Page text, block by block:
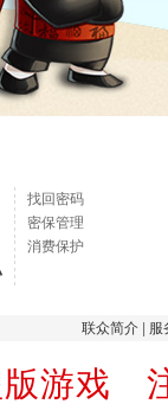
找回密码
密保管理
消费保护
联众简介| 服
游戏